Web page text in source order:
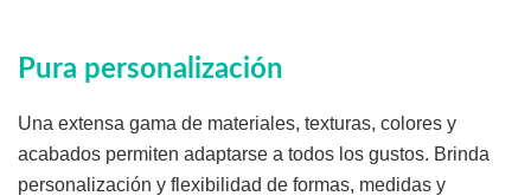
Pura personalización
Una extensa gama de materiales, texturas, colores y
acabados permiten adaptarse a todos los gustos. Brinda
personalización y flexibilidad de formas, medidas y